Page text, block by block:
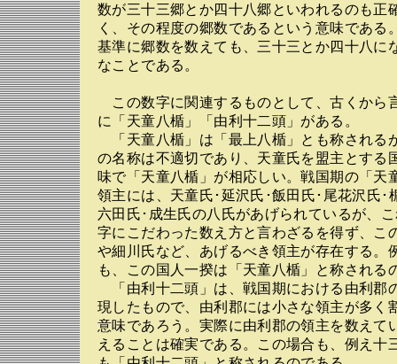
数が三十三郷とか四十八郷といわれるのも正
く、その程度の郷数であるという意味である
基準に郷数を数えても、三十三とか四十八に
なことである。
この数字に関連するものとして、古くから
に「天童八楯」「由利十二頭」がある。
「天童八楯」は「最上八楯」とも称される
の名称は不適切であり、天童氏を盟主とする
味で「天童八楯」が相応しい。戦国期の「天
領主には、天童氏･延沢氏･飯田氏･尾花沢氏･
六田氏･成生氏の八氏があげられているが、
字にこだわった数え方と言わざるを得ず、こ
や細川氏など、あげるべき領主が存在する。
も、この国人一揆は「天童八楯」と称される
「由利十二頭」は、戦国期における由利郡
現したもので、由利郡には小さな領主が多く
意味であろう。実際に由利郡の領主を数えて
えることは確実である。この場合も、例え十